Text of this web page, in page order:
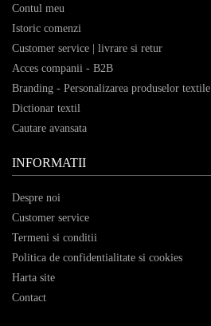
Contul meu
Istoric comenzi
Customer service | livrare si retur
Acces companii - B2B
Branding - Personalizarea produselor textile
Dictionar textil
Cautare avansata
INFORMATII
Despre noi
Customer service
Termeni si conditii
Politica de confidentialitate si cookies
Harta site
Contact